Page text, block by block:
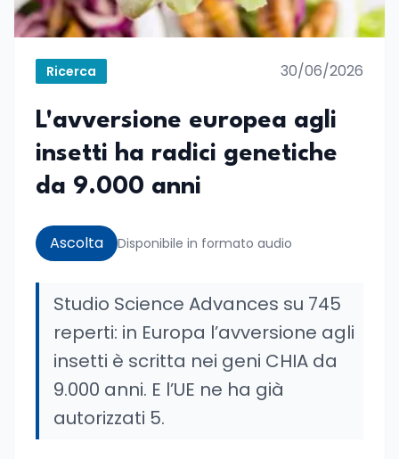
Ricerca 30/06/2026
L'avversione europea agli
insetti ha radici genetiche
da 9.000 anni
Ascolta Disponibile in formato audio
Studio Science Advances su 745
reperti: in Europa l’avversione agli
insetti è scritta nei geni CHIA da
9.000 anni. E l’UE ne ha già
autorizzati 5.